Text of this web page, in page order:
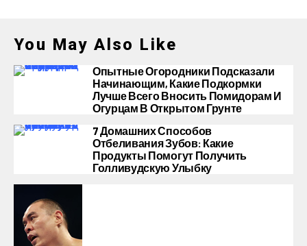
You May Also Like
Опытные Огородники Подсказали
Начинающим, Какие Подкормки
Лучше Всего Вносить Помидорам И
Огурцам В Открытом Грунте
7 Домашних Способов
Отбеливания Зубов: Какие
Продукты Помогут Получить
Голливудскую Улыбку